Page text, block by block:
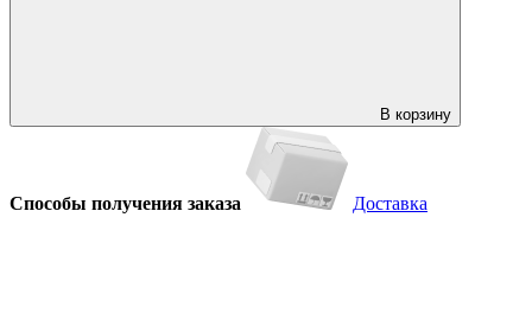
В корзину
Способы получения заказа Доставка